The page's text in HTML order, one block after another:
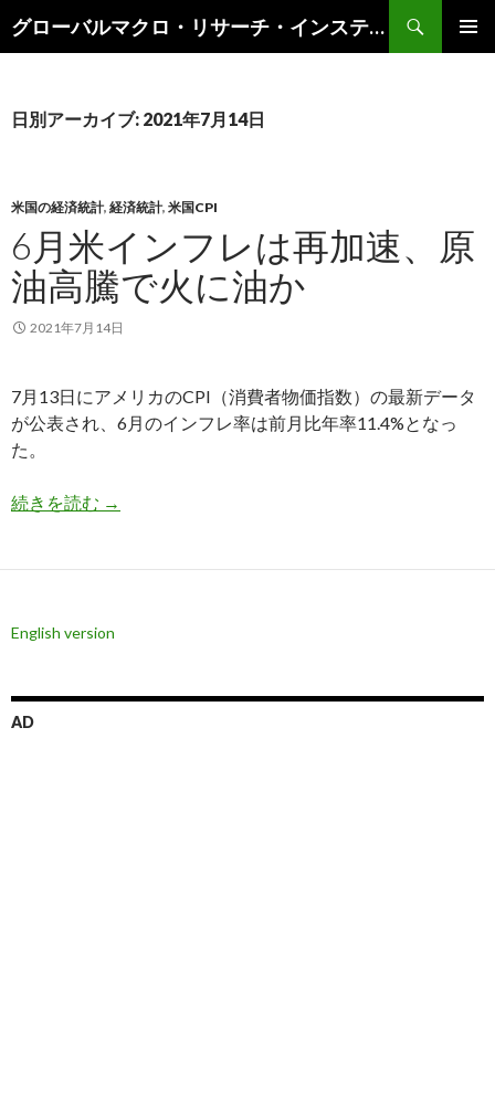
グローバルマクロ・リサーチ・インスティテュート
索
ン
キ
ッ
プ
日別アーカイブ: 2021年7月14日
米国の経済統計, 経済統計, 米国CPI
6月米インフレは再加速、原
油高騰で火に油か
2021年7月14日
7月13日にアメリカのCPI（消費者物価指数）の最新データ
が公表され、6月のインフレ率は前月比年率11.4%となっ
た。
続きを読む 6月米インフレは再加速、原油高騰で火に油か
→
English version
AD